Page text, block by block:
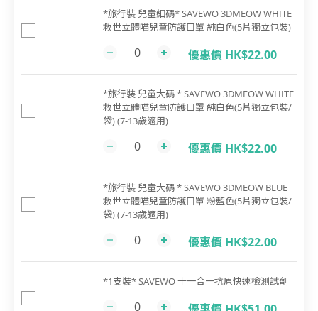
*旅行裝 兒童細碼* SAVEWO 3DMEOW WHITE
救世立體喵兒童防護口罩 純白色(5片獨立包裝)
優惠價 HK$22.00
*旅行裝 兒童大碼 * SAVEWO 3DMEOW WHITE
救世立體喵兒童防護口罩 純白色(5片獨立包裝/
袋) (7-13歲適用)
優惠價 HK$22.00
*旅行裝 兒童大碼 * SAVEWO 3DMEOW BLUE
救世立體喵兒童防護口罩 粉藍色(5片獨立包裝/
袋) (7-13歲適用)
優惠價 HK$22.00
*1支裝* SAVEWO 十一合一抗原快速檢測試劑